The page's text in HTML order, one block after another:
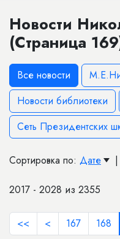
Новости
(Страница
Все новости
Новости библиотеки
Сеть Президентских
Сортировка по: Дате |
2017 - 2028 из 2355
<< < 167 168